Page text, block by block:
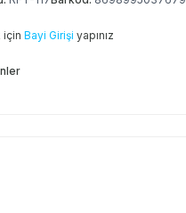
için Bayi Girişi yapınız